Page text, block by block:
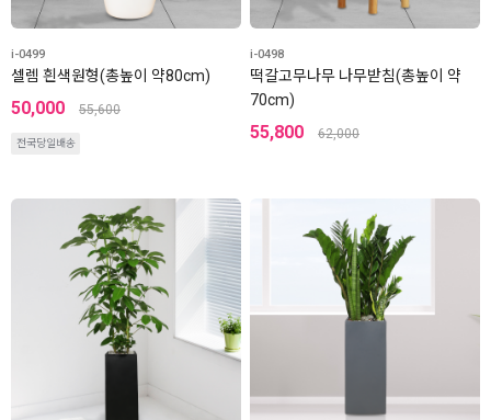
i-0499
셀렘 흰색원형(총높이 약80cm)
50,000 55,600
전국당일배송
i-0498
떡갈고무나무 나무받침(총높이 약
70cm)
55,800 62,000